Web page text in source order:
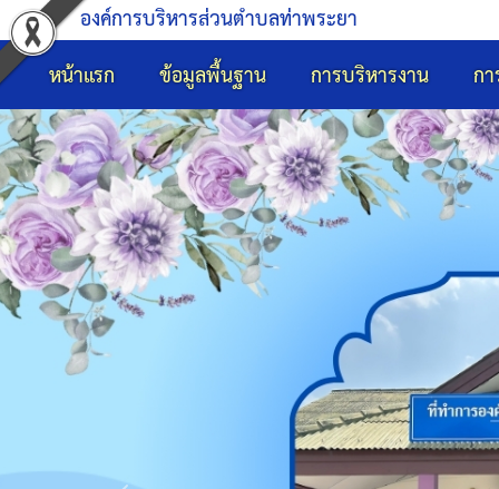
องค์การบริหารส่วนตำบลท่าพระยา
หน้าแรก
ข้อมูลพื้นฐาน การบริหารงาน ก